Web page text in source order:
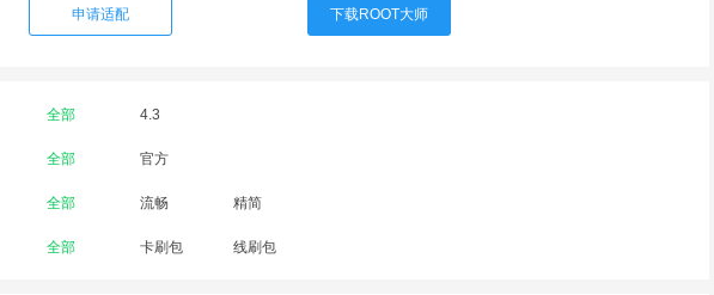
申请适配 下载ROOT大师
全部 4.3
全部 官方
全部 流畅 精简
全部 卡刷包 线刷包